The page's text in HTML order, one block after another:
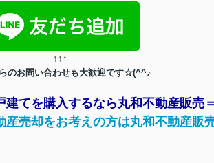
↑ ↑ ↑
のお問い合わせも大歓迎です☆(^^♪
建てを購入するなら丸和不動産販売
産売却をお考えの方は丸和不動産販